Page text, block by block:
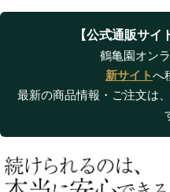
【公式通販サイ
鶴亀園オン
新サイトへ
最新の商品情報・ご注文は